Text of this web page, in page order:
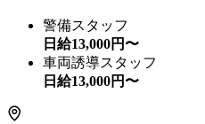
警備スタッフ
日給13,000円〜
車両誘導スタッフ
日給13,000円〜